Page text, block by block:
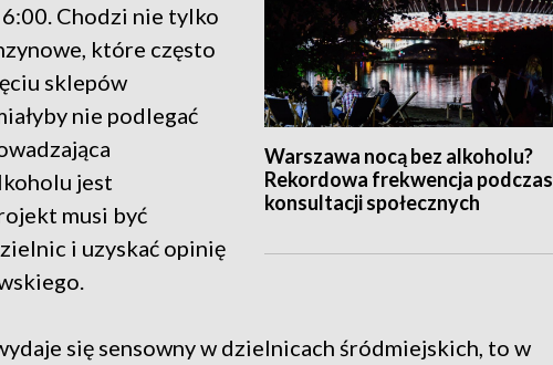
Warszawa nocą bez alkoholu?
Rekordowa frekwencja podczas
konsultacji społecznych
Chodzi nie tylko
które często
sklepów
nie podlegać
jest
musi być
i uzyskać opinię
się sensowny w dzielnicach śródmiejskich, to w